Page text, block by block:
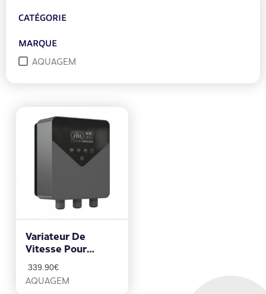
CATÉGORIE
MARQUE
AQUAGEM
Variateur De
Vitesse Pour
Pompe De
Filtration – ISaverX
1.1 Mono
339.90€
AQUAGEM